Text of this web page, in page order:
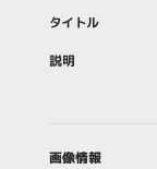
タイトル
説明
画像情報